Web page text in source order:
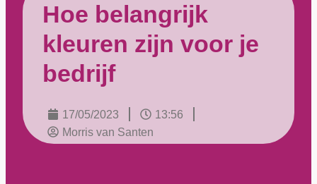
Hoe belangrijk
kleuren zijn voor je
bedrijf
17/05/2023
13:56
Morris van Santen